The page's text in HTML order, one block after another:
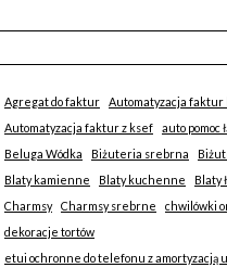
Agregat do faktur
Automatyzacja faktur
Automatyzacja faktur z ksef
auto pomoc
Beluga Wódka
Biżuteria srebrna
Blaty kamienne
Blaty kuchenne
Blaty
Charmsy
Charmsy srebrne
chwilówki
dekoracje tortów
etui ochronne do telefonu z amortyzacją